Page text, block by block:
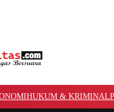
HUKUM & KRIMINAL